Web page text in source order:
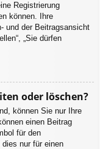
Registrierung
können. Ihre
und der Beitragsansicht
„Sie dürfen
oder löschen?
können Sie nur Ihre
einen Beitrag
für den
nur für einen